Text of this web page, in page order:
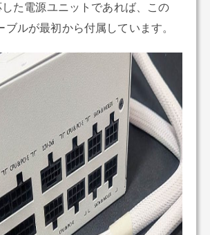
た電源ユニットであれば、この
ブルが最初から付属しています。